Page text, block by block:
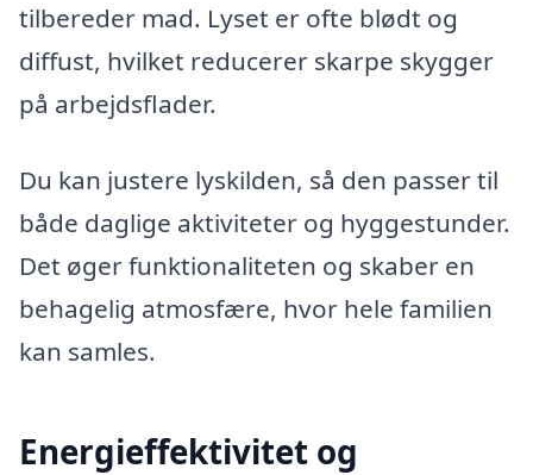
tilbereder mad. Lyset er ofte blødt og
diffust, hvilket reducerer skarpe skygger
på arbejdsflader.
Du kan justere lyskilden, så den passer til
både daglige aktiviteter og hyggestunder.
Det øger funktionaliteten og skaber en
behagelig atmosfære, hvor hele familien
kan samles.
Energieffektivitet og